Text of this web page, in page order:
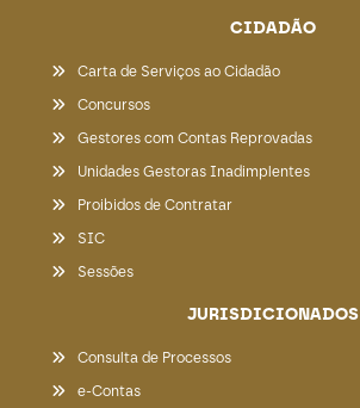
CIDADÃO
Carta de Serviços ao Cidadão
Concursos
Gestores com Contas Reprovadas
Unidades Gestoras Inadimplentes
Proibidos de Contratar
SIC
Sessões
JURISDICIONADOS
Consulta de Processos
e-Contas